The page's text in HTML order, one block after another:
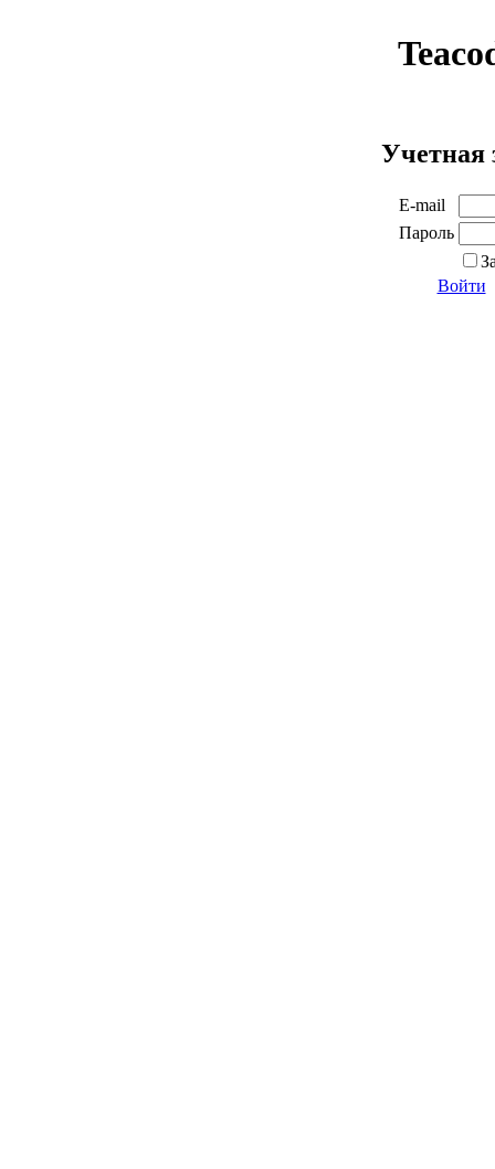
Учетная
E-mail
Пароль
Войти